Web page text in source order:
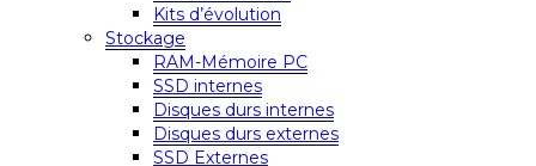
Kits d’évolution
Stockage
RAM-Mémoire PC
SSD internes
Disques durs internes
Disques durs externes
SSD Externes